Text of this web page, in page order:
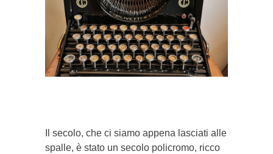
Il secolo, che ci siamo appena lasciati alle
spalle, è stato un secolo policromo, ricco